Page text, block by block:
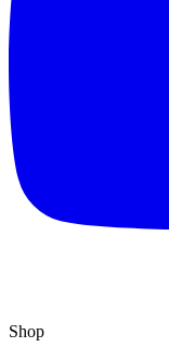
Shop